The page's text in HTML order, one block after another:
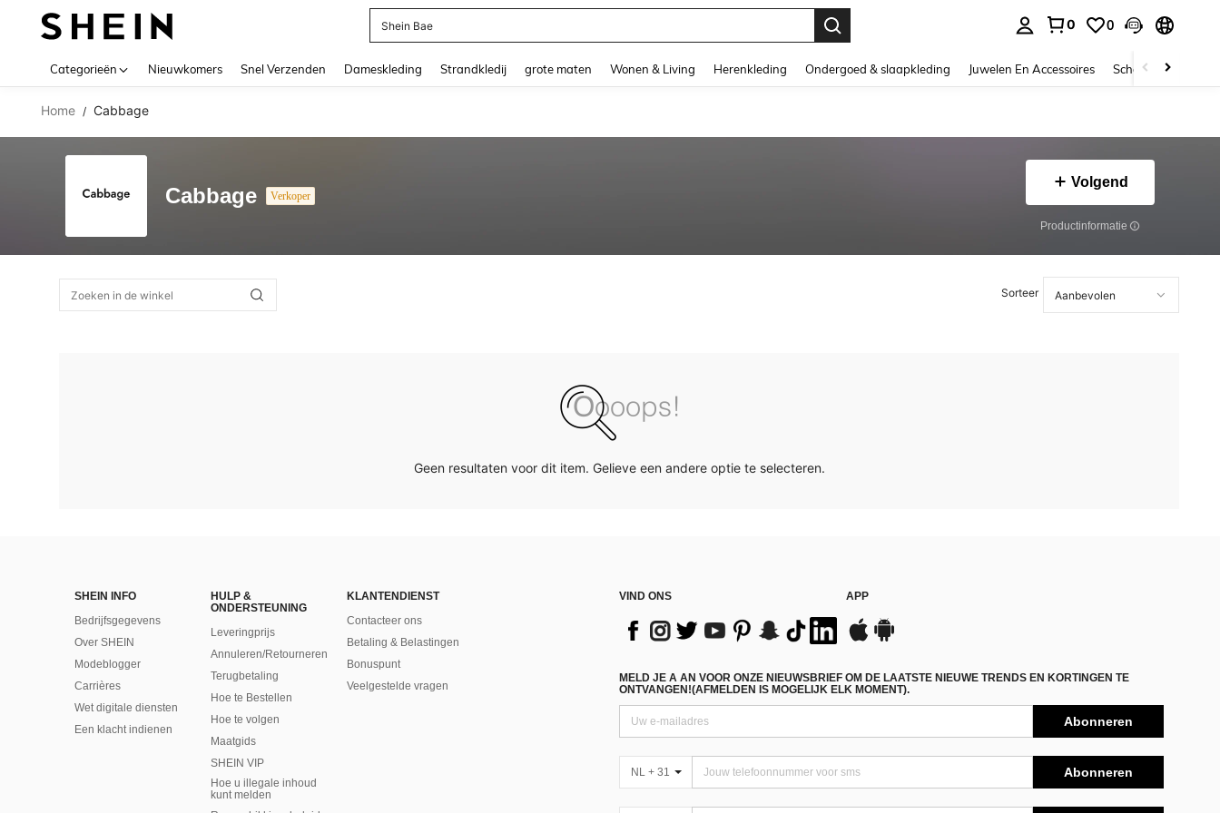
Shein Bae
0 0
Categorieën Nieuwkomers Snel Verzenden Dameskleding Strandkledij grote maten Wonen & Living Herenkleding Ondergoed & slaapkleding Juwelen En Accessoires Schoonheid &
Home / Cabbage
Cabbage Verkoper
Volgend
Productinformatie
Sorteer
Geen resultaten voor dit item. Gelieve een andere optie te selecteren.
SHEIN INFO
Bedrijfsgegevens
Over SHEIN
Modeblogger
Carrières
Wet digitale diensten
Een klacht indienen
HULP &
ONDERSTEUNING
Leveringprijs
Annuleren/Retourneren
Terugbetaling
Hoe te Bestellen
Hoe te volgen
Maatgids
SHEIN VIP
Hoe u illegale inhoud
kunt melden
KLANTENDIENST
Contacteer ons
Betaling & Belastingen
Bonuspunt
Veelgestelde vragen
VIND ONS APP
MELD JE A AN VOOR ONZE NIEUWSBRIEF OM DE LAATSTE NIEUWE TRENDS EN KORTINGEN TE
ONTVANGEN!(AFMELDEN IS MOGELIJK ELK MOMENT).
Abonneren
NL + 31 Abonneren